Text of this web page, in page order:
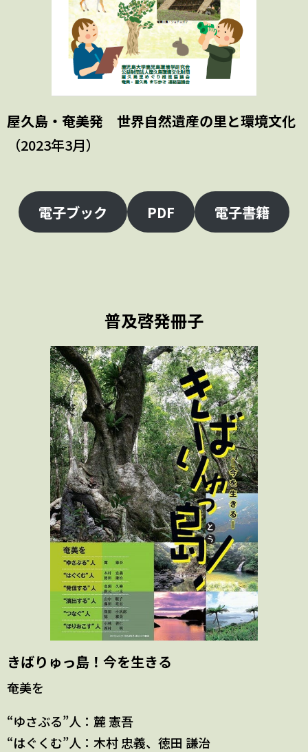
屋久島・奄美発 世界自然遺産の里と環境文化
（2023年3月）
電子ブック PDF 電子書籍
普及啓発冊子
きばりゅっ島！今を生きる
奄美を
“ゆさぶる”人：麓 憲吾
“はぐくむ”人：木村 忠義、徳田 謙治